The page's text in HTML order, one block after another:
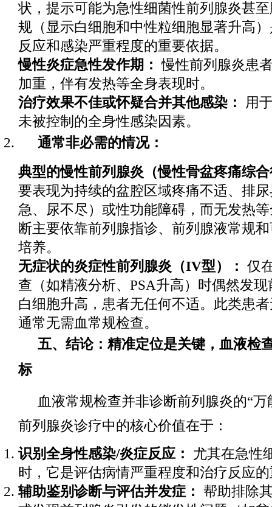
状，提示可能为急性细菌性前列腺炎甚
规（显示白细胞和中性粒细胞显著升高
反应和感染严重程度的重要依据。
慢性炎症急性发作期： 慢性前列腺炎患
加重，伴有发热等全身表现时。
治疗效果不佳或怀疑合并其他感染：
用
未被控制的全身性感染因素。
通常非必需的情况：
典型的慢性前列腺炎（慢性骨盆疼痛综
要表现为持续的盆腔区域疼痛不适、排
急、尿不尽）或性功能障碍，而无发热
断主要依靠前列腺指诊、前列腺液常规
培养。
无症状的炎症性前列腺炎（IV型）： 仅
查（如精液分析、PSA升高）时偶然发
白细胞升高，患者无任何不适。此类患
通常无需血常规检查。
五、结论：精准定位是关键，血液检
标
血液常规检查并非诊断前列腺炎的“万
前列腺炎诊疗中的核心价值在于：
识别全身性感染/炎症反应：
尤其在急性
时，它是评估病情严重程度和治疗反应
辅助鉴别诊断与评估并发症： 帮助排除